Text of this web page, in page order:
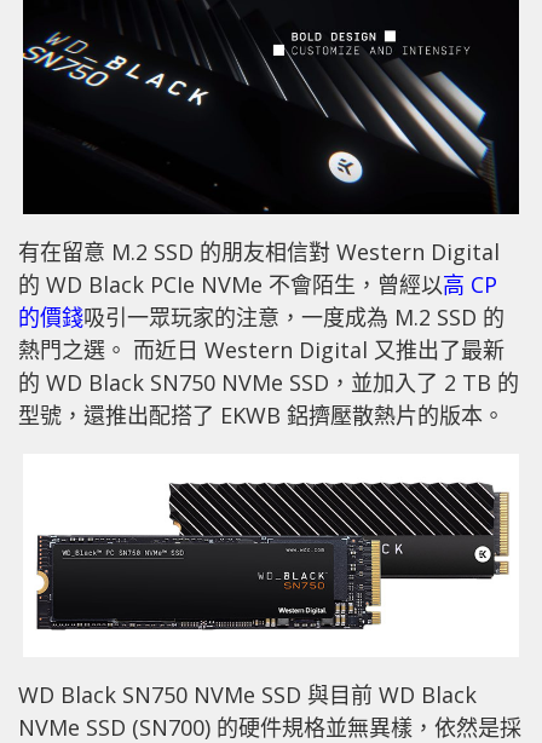
有在留意 M.2 SSD 的朋友相信對 Western Digital
的 WD Black PCIe NVMe 不會陌生，曾經以高 CP
的價錢吸引一眾玩家的注意，一度成為 M.2 SSD 的
熱門之選。 而近日 Western Digital 又推出了最新
的 WD Black SN750 NVMe SSD，並加入了 2 TB 的
型號，還推出配搭了 EKWB 鋁擠壓散熱片的版本。
WD Black SN750 NVMe SSD 與目前 WD Black
NVMe SSD (SN700) 的硬件規格並無異樣，依然是採